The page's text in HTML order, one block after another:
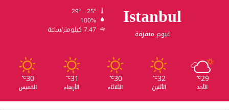
Istanbul
غيوم متفرقة
100%
7.47 كيلومتر/ساعة
29
℃
الأحد
32
℃
الأثنين
30
℃
الثلاثاء
31
℃
الأربعاء
30
℃
الخميس